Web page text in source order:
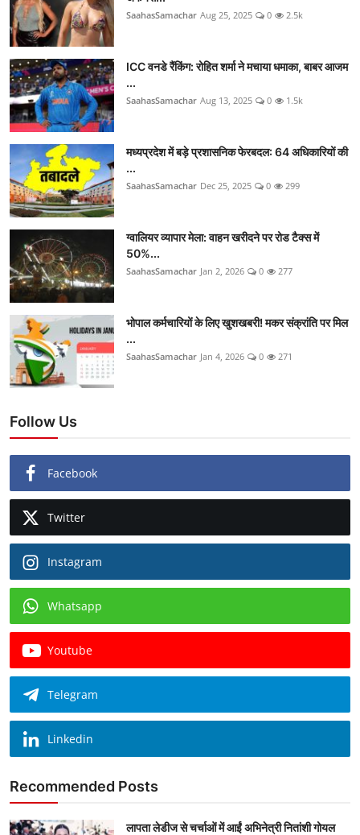
SaahasSamachar Aug 25, 2025 0 2.5k
ICC वनडे रैंकिंग: रोहित शर्मा ने मचाया धमाका, बाबर आजम
...
SaahasSamachar Aug 13, 2025 0 1.5k
मध्यप्रदेश में बड़े प्रशासनिक फेरबदल: 64 अधिकारियों की
...
SaahasSamachar Dec 25, 2025 0 299
ग्वालियर व्यापार मेला: वाहन खरीदने पर रोड टैक्स में
50%...
SaahasSamachar Jan 2, 2026 0 277
भोपाल कर्मचारियों के लिए खुशखबरी! मकर संक्रांति पर मिल
...
SaahasSamachar Jan 4, 2026 0 271
Follow Us
Facebook
Twitter
Instagram
Whatsapp
Youtube
Telegram
Linkedin
Recommended Posts
लापता लेडीज से चर्चाओं में आईं अभिनेत्री नितांशी गोयल